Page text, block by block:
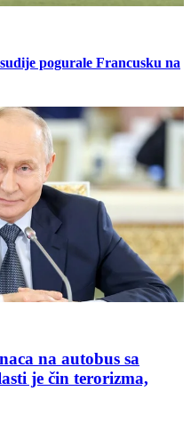
pogurale Francusku na
na autobus sa
je čin terorizma,